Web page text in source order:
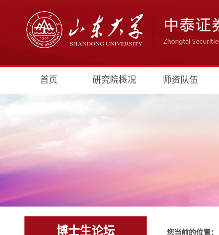
首页 研究院概况 师资队伍
博士生论坛 您当前的位置：